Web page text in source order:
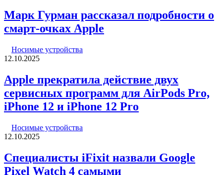
Марк Гурман рассказал подробности о
смарт-очках Apple
Носимые устройства
12.10.2025
Apple прекратила действие двух
сервисных программ для AirPods Pro,
iPhone 12 и iPhone 12 Pro
Носимые устройства
12.10.2025
Специалисты iFixit назвали Google
Pixel Watch 4 самыми